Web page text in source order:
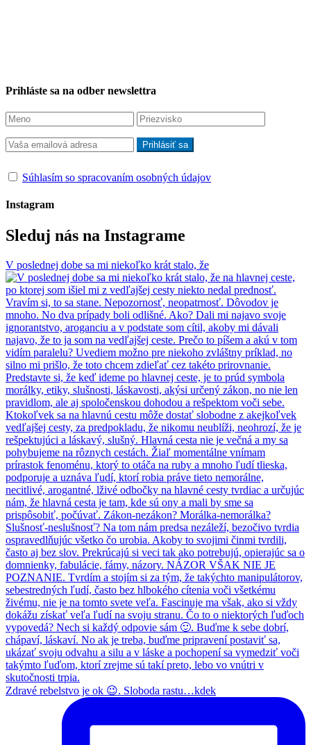
Prihláste sa na odber newslettra
Súhlasím so spracovaním osobných údajov
Instagram
Sleduj nás na Instagrame
V poslednej dobe sa mi niekoľko krát stalo, že
Zdravé rebelstvo je ok 😉. Sloboda rastu…kdek